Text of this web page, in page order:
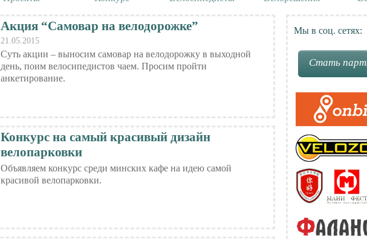
Акция “Самовар на велодорожке”
21.05.2015
Суть акции – выносим самовар на велодорожку в выходной
день, поим велосипедистов чаем. Просим пройти
анкетирование.
Конкурс на самый красивый дизайн
велопарковки
Объявляем конкурс среди минских кафе на идею самой
красивой велопарковки.
Мы в соц. сетях:
Стать